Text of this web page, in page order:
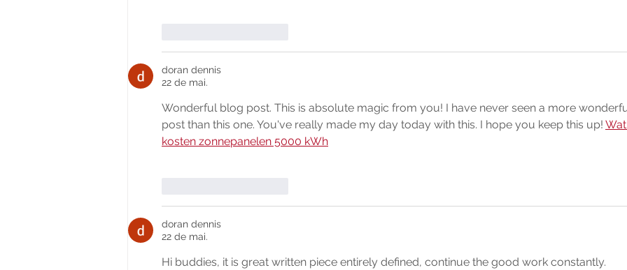
doran dennis
22 de mai.
Wonderful blog post. This is absolute magic from you! I have never seen a more
post than this one. You've really made my day today with this. I hope you keep this up!
kosten zonnepanelen 5000 kWh
doran dennis
22 de mai.
Hi buddies, it is great written piece entirely defined, continue the good work constantly.